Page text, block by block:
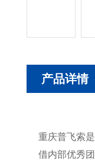
产品详情
重庆普飞索
借内部优秀